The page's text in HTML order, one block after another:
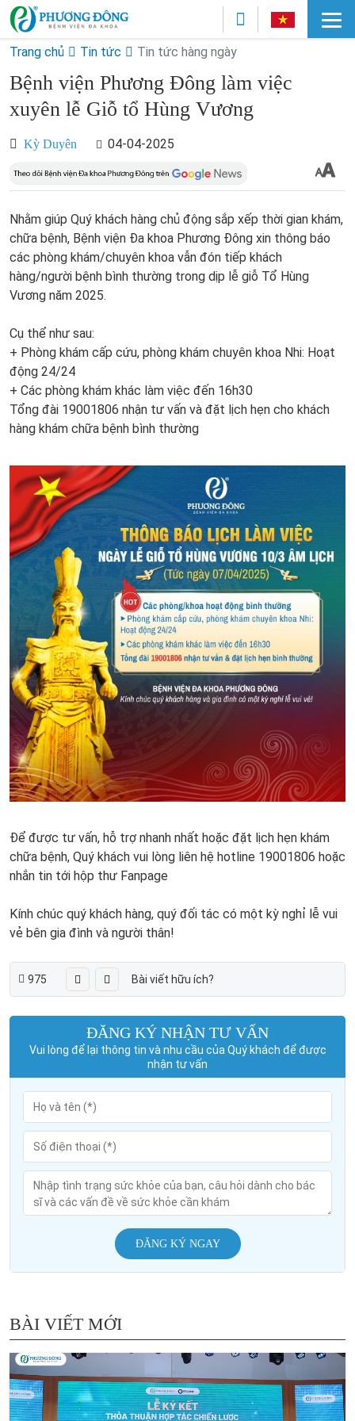
Trang chủ Tin tức Tin tức hàng ngày
Bệnh viện Phương Đông làm việc
xuyên lễ Giỗ tổ Hùng Vương
Kỳ Duyên 04-04-2025
Nhằm giúp Quý khách hàng chủ động sắp xếp thời gian khám,
chữa bệnh, Bệnh viện Đa khoa Phương Đông xin thông báo
các phòng khám/chuyên khoa vẫn đón tiếp khách
hàng/người bệnh bình thường trong dịp lễ giỗ Tổ Hùng
Vương năm 2025.
Cụ thể như sau:
+ Phòng khám cấp cứu, phòng khám chuyên khoa Nhi: Hoạt
động 24/24
+ Các phòng khám khác làm việc đến 16h30
Tổng đài 19001806 nhận tư vấn và đặt lịch hẹn cho khách
hàng khám chữa bệnh bình thường
Để được tư vấn, hỗ trợ nhanh nhất hoặc đặt lịch hẹn khám
chữa bệnh, Quý khách vui lòng liên hệ hotline 19001806 hoặc
nhắn tin tới hộp thư Fanpage
Kính chúc quý khách hàng, quý đối tác có một kỳ nghỉ lễ vui
vẻ bên gia đình và người thân!
975 Bài viết hữu ích?
ĐĂNG KÝ NHẬN TƯ VẤN
Vui lòng để lại thông tin và nhu cầu của Quý khách để được
nhận tư vấn
ĐĂNG KÝ NGAY
BÀI VIẾT MỚI